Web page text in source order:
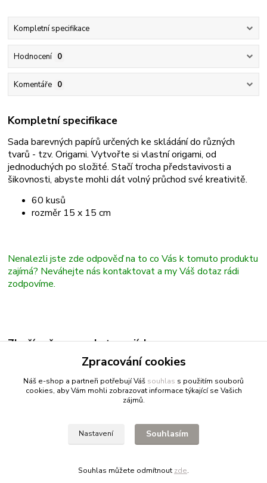
Kompletní specifikace
Hodnocení 0
Komentáře 0
Kompletní specifikace
Sada barevných papírů určených ke skládání do různých
tvarů - tzv. Origami. Vytvořte si vlastní origami, od
jednoduchých po složité. Stačí trocha představivosti a
šikovnosti, abyste mohli dát volný průchod své kreativitě.
60 kusů
rozměr 15 x 15 cm
Nenalezli jste zde odpověď na to co Vás k tomuto produktu
zajímá? Neváhejte nás kontaktovat a my Váš dotaz rádi
zodpovíme.
Zboží zařazeno v kategoriích
- vše pro fitnessProfitpsa.cz- vše pro psy
Bestgreen.cz
- ječmen a chlorella
Zpracování cookies
Náš e-shop a partneři potřebují Váš souhlas s použitím souborů
cookies, aby Vám mohli zobrazovat informace týkající se Vašich
zájmů.
Nastavení Souhlasím
Souhlas můžete odmítnout zde.